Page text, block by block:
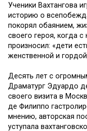
Ученики Вахтангова
историю о
покорял обаянием,
своего героя, когда
произносил: «дети
женственной и
Десять лет с
Драматург Эдуардо
своего визита в
де Филиппо
мнению, авторская
уступала